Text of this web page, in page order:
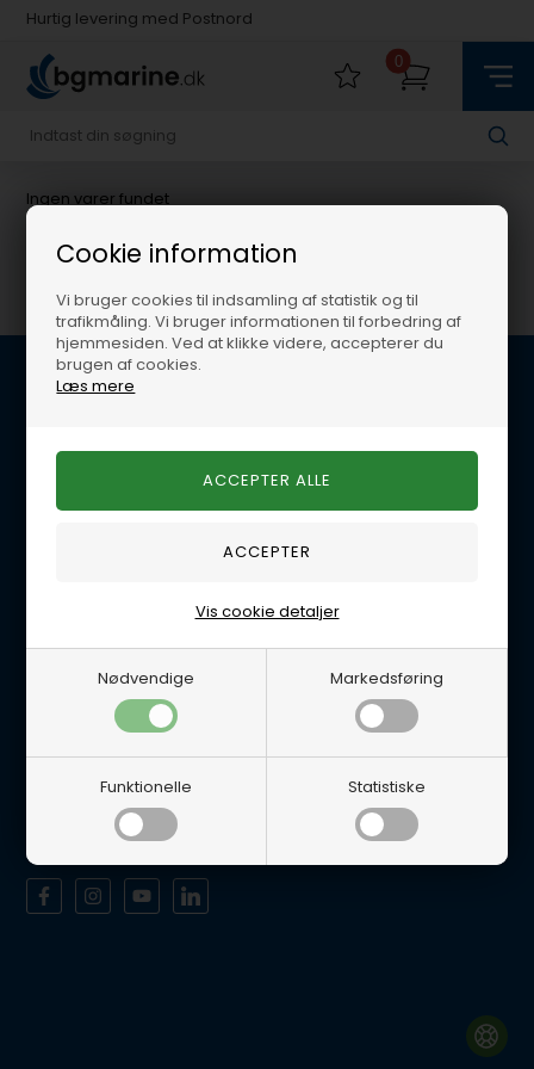
Cookie information
Vi bruger cookies til indsamling af statistik og til
trafikmåling. Vi bruger informationen til forbedring af
hjemmesiden. Ved at klikke videre, accepterer du
brugen af cookies.
Læs mere
Nødvendige Markedsføring
Funktionelle Statistiske
Vis cookie detaljer
Hurtig levering med Postnord
Hurtig levering med Postnord
0
Ingen varer fundet
BG Marine
Åbningstider
Man-Tor 8-12 & 12.30-16.00
Fredag 8-12 & 12.30-15.30
Lukket Lørdage/Søndag samt alle Helligdage.
Det er muligt at afhente varer i vores fysiske butik efter aftale.
Sociale medier